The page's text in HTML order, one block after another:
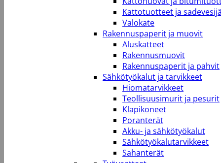
Kattotuotteet ja
Valokate
Rakennuspaperit ja muovit
Aluskatteet
Rakennusmuovit
Rakennuspaperit ja pahvit
Sähkötyökalut ja tarvikkeet
Hiomatarvikkeet
Teollisuusimurit ja pesurit
Klapikoneet
Poranterät
Akku- ja sähkötyökalut
Sähkötyökalutarvikkeet
Sahanterät